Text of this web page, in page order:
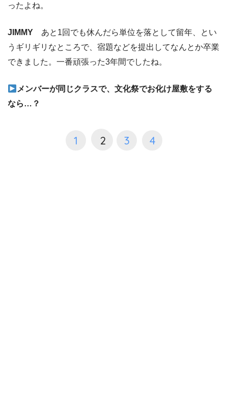
ったよね。
JIMMY あと1回でも休んだら単位を落として留年、とい
うギリギリなところで、宿題などを提出してなんとか卒業
できました。一番頑張った3年間でしたね。
メンバーが同じクラスで、文化祭でお化け屋敷をする
なら…？
1 2 3 4